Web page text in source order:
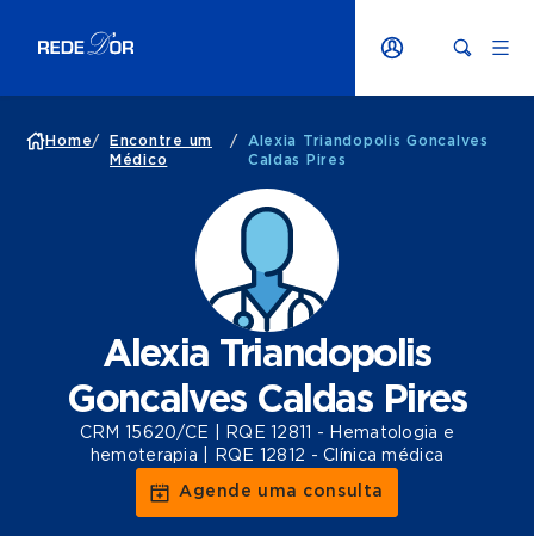
Home/
Encontre um
Médico
/
Alexia Triandopolis Goncalves
Caldas Pires
Alexia Triandopolis
Goncalves Caldas Pires
CRM 15620/CE | RQE 12811 - Hematologia e
hemoterapia | RQE 12812 - Clínica médica
Agende uma consulta